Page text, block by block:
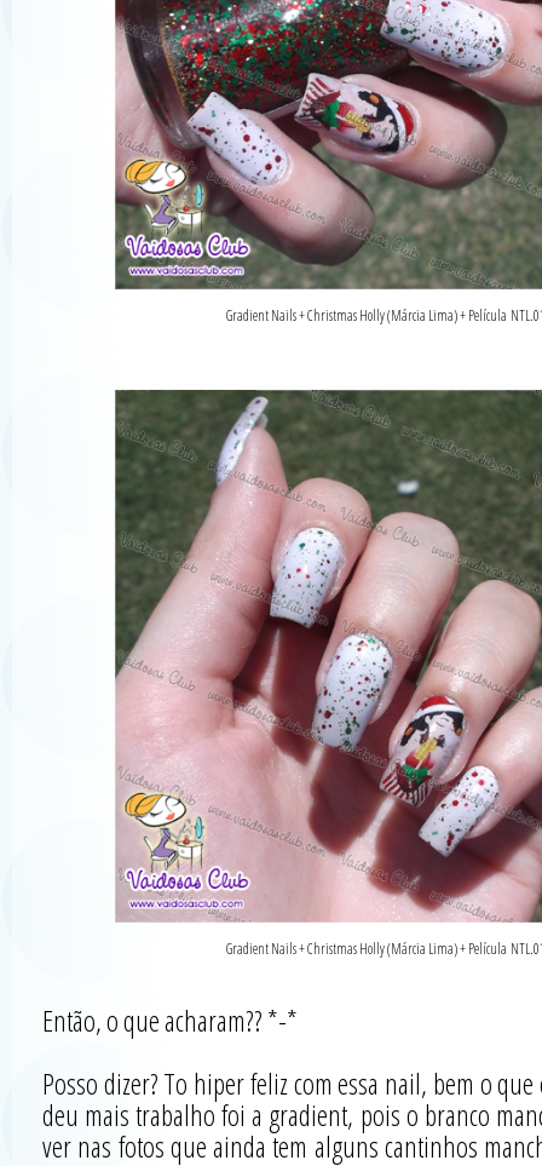
Gradient Nails + Christmas Holly (Márcia Lima) + Película
Gradient Nails + Christmas Holly (Márcia Lima) + Película
Então, o que acharam?? *-*
Posso dizer? To hiper feliz com essa nail, bem o
deu mais trabalho foi a gradient, pois o branco
ver nas fotos que ainda tem alguns cantinhos